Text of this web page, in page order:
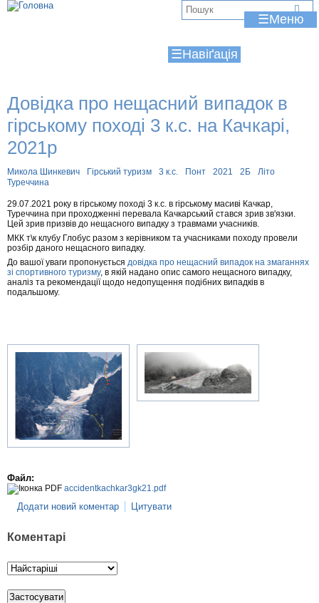
Jump to navigation
☰
☰
Довідка про нещасний випадок в
гірському поході 3 к.с. на Качкарі,
2021р
Микола Шинкевич Гірський туризм 3 к.с. Понт 2021 2Б
Літо
Туреччина
29.07.2021 року в гірському поході 3 к.с. в гірському масиві Качкар,
Туреччина при проходженні перевала Качкарський стався зрив зв'язки.
Цей зрив призвів до нещасного випадку з травмами учасників.
МКК т\к клубу Глобус разом з керівником та учасниками походу провели
розбір даного нещасного випадку.
До вашої уваги пропонується довідка про нещасний випадок на змаганнях
зі спортивного туризму, в якій надано опис самого нещасного випадку,
аналіз та рекомендації щодо недопущення подібних випадків в
подальшому.
Файл:
accidentkachkar3gk21.pdf
Додати новий коментар Цитувати
Коментарі